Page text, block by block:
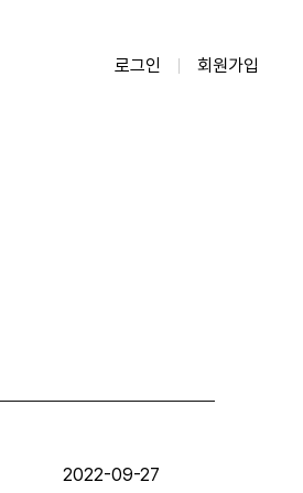
로그인 회원가입
2022-09-27